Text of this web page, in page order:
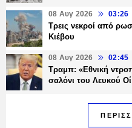
08 Αυγ 2026 03:26
Τρεις νεκροί από
Κιέβου
08 Αυγ 2026 02:45
Τραμπ: «Εθνική
σαλόνι του Λευκού